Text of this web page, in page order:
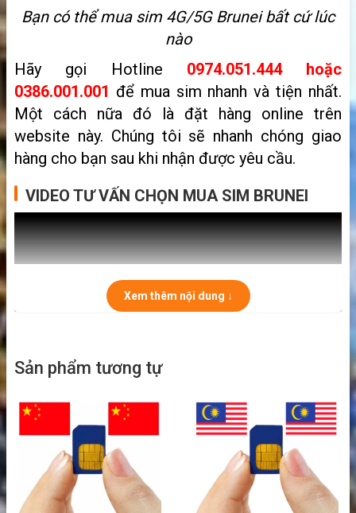
Bạn có thể mua sim 4G/5G Brunei bất cứ lúc
nào
Hãy gọi Hotline 0974.051.444 hoặc
0386.001.001 để mua sim nhanh và tiện nhất.
Một cách nữa đó là đặt hàng online trên
website này. Chúng tôi sẽ nhanh chóng giao
hàng cho bạn sau khi nhận được yêu cầu.
VIDEO TƯ VẤN CHỌN MUA SIM BRUNEI
Xem thêm nội dung ↓
Sản phẩm tương tự